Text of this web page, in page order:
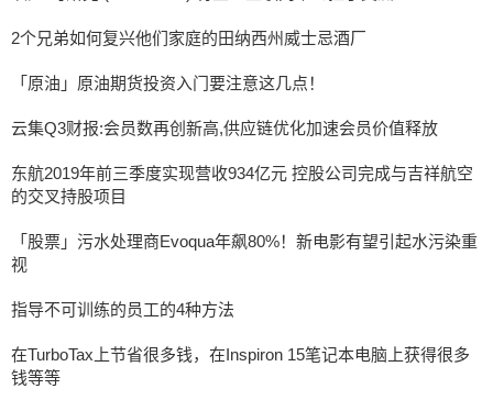
2个兄弟如何复兴他们家庭的田纳西州威士忌酒厂
「原油」原油期货投资入门要注意这几点！
云集Q3财报:会员数再创新高,供应链优化加速会员价值释放
东航2019年前三季度实现营收934亿元 控股公司完成与吉祥航空
的交叉持股项目
「股票」污水处理商Evoqua年飙80%！新电影有望引起水污染重
视
指导不可训练的员工的4种方法
在TurboTax上节省很多钱，在Inspiron 15笔记本电脑上获得很多
钱等等